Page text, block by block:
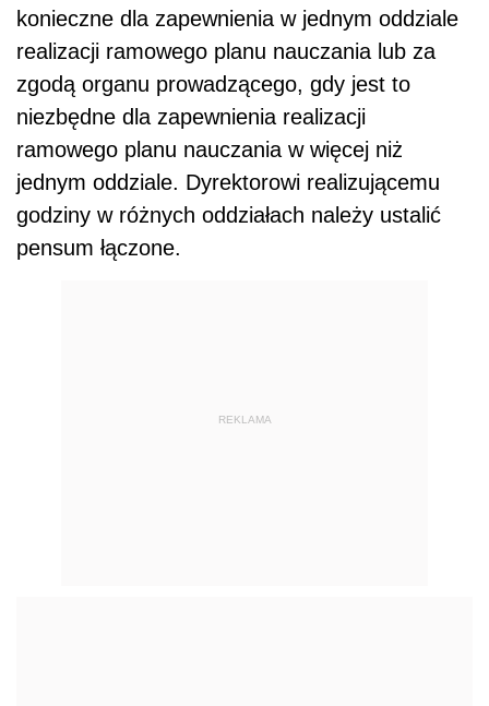
konieczne dla zapewnienia w jednym oddziale
realizacji ramowego planu nauczania lub za
zgodą organu prowadzącego, gdy jest to
niezbędne dla zapewnienia realizacji
ramowego planu nauczania w więcej niż
jednym oddziale. Dyrektorowi realizującemu
godziny w różnych oddziałach należy ustalić
pensum łączone.
REKLAMA